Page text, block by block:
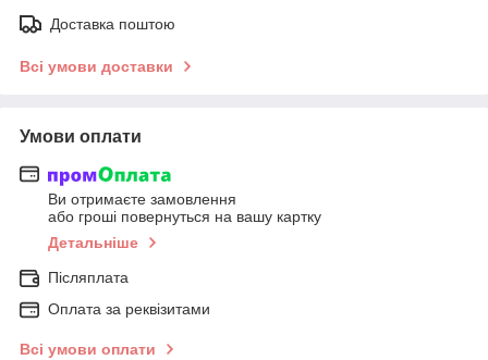
Доставка поштою
Всі умови доставки
Умови оплати
Ви отримаєте замовлення
або гроші повернуться на вашу картку
Детальніше
Післяплата
Оплата за реквізитами
Всі умови оплати